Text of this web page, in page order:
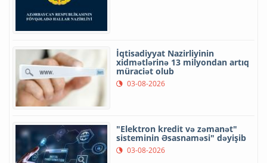
İqtisadiyyat Nazirliyinin
xidmətlərinə 13 milyondan artıq
müraciət olub
03-08-2026
"Elektron kredit və zəmanət"
sisteminin Əsasnaməsi" dəyişib
03-08-2026